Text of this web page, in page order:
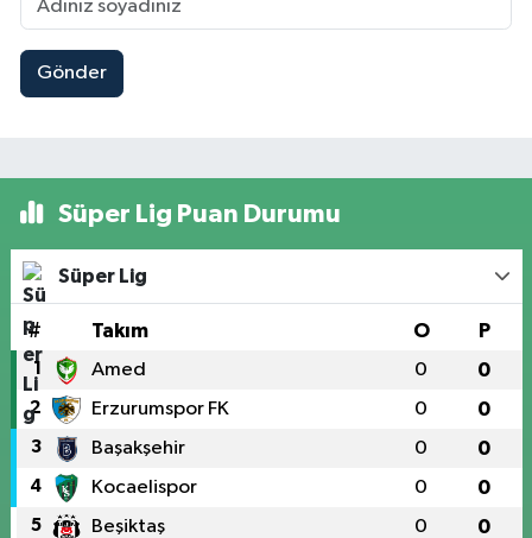
Gönder
Süper Lig Puan Durumu
Süper Lig
# Takım O P
1 Amed 0 0
2 Erzurumspor FK 0 0
3 Başakşehir 0 0
4 Kocaelispor 0 0
5 Beşiktaş 0 0